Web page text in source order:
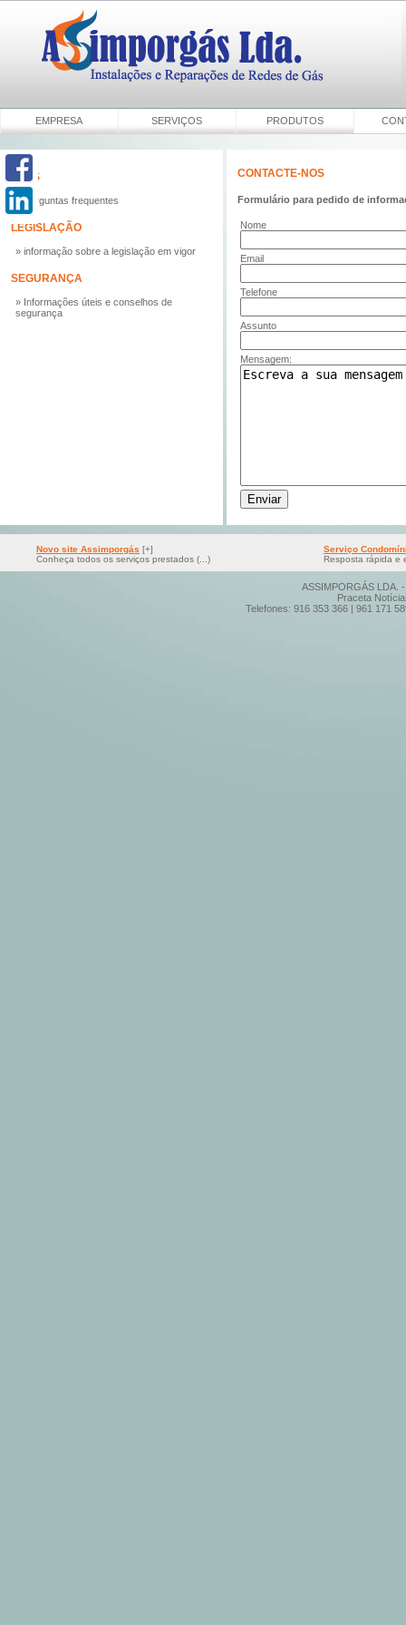
EMPRESA SERVIÇOS PRODUTOS
FAQS
» Perguntas frequentes
LEGISLAÇÃO
» informação sobre a legislação em vigor
SEGURANÇA
» Informações úteis e conselhos de
segurança
CONTACTE-NOS
Formulário para pedido de
Nome
Email
Telefone
Assunto
Mensagem:
Novo site Assimporgás [+]
Conheça todos os serviços prestados (...)
Serviço
Resposta rápida e
ASSIMPORGÁS LDA.
Praceta
Telefones: 916 353 366 | 961 171